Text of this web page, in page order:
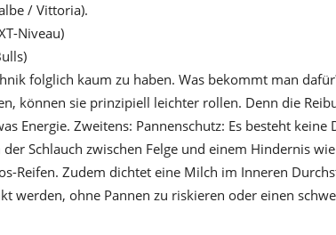
/ Vittoria).
Niveau)
folglich kaum zu haben. Was bekommt man
können sie prinzipiell leichter rollen. Denn die
Energie. Zweitens: Pannenschutz: Es besteht
Schlauch zwischen Felge und einem Hindernis
Reifen. Zudem dichtet eine Milch im Inneren
werden, ohne Pannen zu riskieren oder einen